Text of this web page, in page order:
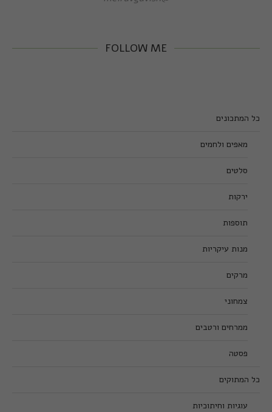
FOLLOW ME
כל המתכונים
מאפים ולחמים
סלטים
ירקות
תוספות
מנות עיקריות
מרקים
צמחוני
ממרחים ורטבים
פסטה
כל המתוקים
עוגיות וחיתוכיות